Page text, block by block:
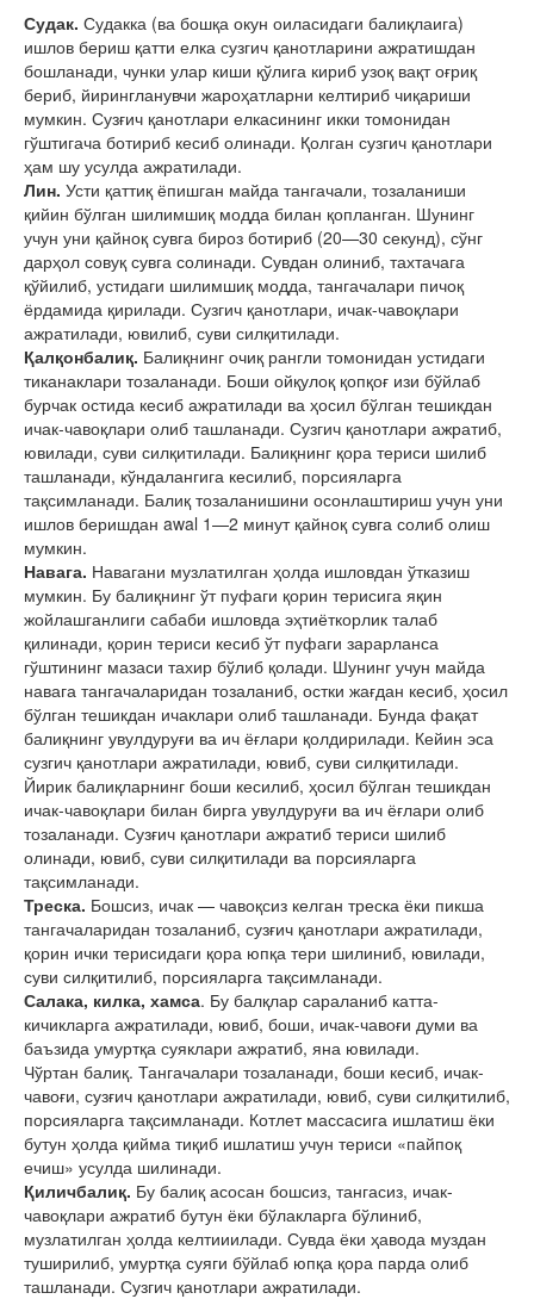
Судак. Судакка (ва бошқа окун оиласидаги балиқлаига)
ишлов бериш қатти елка сузгич қанотларини ажратишдан
бошланади, чунки улар киши қўлига кириб узоқ вақт оғриқ
бериб, йирингланувчи жароҳатларни келтириб чиқариши
мумкин. Сузғич қанотлари елкасининг икки томонидан
гўштигача ботириб кесиб олинади. Қолган сузгич қанотлари
ҳам шу усулда ажратилади.
Лин. Усти қаттиқ ёпишган майда тангачали, тозаланиши
қийин бўлган шилимшиқ модда билан қопланган. Шунинг
учун уни қайноқ сувга бироз ботириб (20—30 секунд), сўнг
дарҳол совуқ сувга солинади. Сувдан олиниб, тахтачага
қўйилиб, устидаги шилимшиқ модда, тангачалари пичоқ
ёрдамида қирилади. Сузгич қанотлари, ичак-чавоқлари
ажратилади, ювилиб, суви силқитилади.
Қалқонбалиқ. Балиқнинг очиқ рангли томонидан устидаги
тиканаклари тозаланади. Боши ойқулоқ қопқоғ изи бўйлаб
бурчак остида кесиб ажратилади ва ҳосил бўлган тешикдан
ичак-чавоқлари олиб ташланади. Сузгич қанотлари ажратиб,
ювилади, суви силқитилади. Балиқнинг қора териси шилиб
ташланади, кўндалангига кесилиб, порсияларга
тақсимланади. Балиқ тозаланишини осонлаштириш учун уни
ишлов беришдан awal 1—2 минут қайноқ сувга солиб олиш
мумкин.
Навага. Навагани музлатилган ҳолда ишловдан ўтказиш
мумкин. Бу балиқнинг ўт пуфаги қорин терисига яқин
жойлашганлиги сабаби ишловда эҳтиёткорлик талаб
қилинади, қорин териси кесиб ўт пуфаги зарарланса
гўштининг мазаси тахир бўлиб қолади. Шунинг учун майда
навага тангачаларидан тозаланиб, остки жағдан кесиб, ҳосил
бўлган тешикдан ичаклари олиб ташланади. Бунда фақат
балиқнинг увулдуруғи ва ич ёғлари қолдирилади. Кейин эса
сузгич қанотлари ажратилади, ювиб, суви силқитилади.
Йирик балиқларнинг боши кесилиб, ҳосил бўлган тешикдан
ичак-чавоқлари билан бирга увулдуруғи ва ич ёғлари олиб
тозаланади. Сузғич қанотлари ажратиб териси шилиб
олинади, ювиб, суви силқитилади ва порсияларга
тақсимланади.
Треска. Бошсиз, ичак — чавоқсиз келган треска ёки пикша
тангачаларидан тозаланиб, сузғич қанотлари ажратилади,
қорин ички терисидаги қора юпқа тери шилиниб, ювилади,
суви силқитилиб, порсияларга тақсимланади.
Салака, килка, хамса. Бу балқлар сараланиб катта-
кичикларга ажратилади, ювиб, боши, ичак-чавоғи думи ва
баъзида умуртқа суяклари ажратиб, яна ювилади.
Чўртан балиқ. Тангачалари тозаланади, боши кесиб, ичак-
чавоғи, сузғич қанотлари ажратилади, ювиб, суви силқитилиб,
порсияларга тақсимланади. Котлет массасига ишлатиш ёки
бутун ҳолда қийма тиқиб ишлатиш учун териси «пайпоқ
ечиш» усулда шилинади.
Қиличбалиқ. Бу балиқ асосан бошсиз, тангасиз, ичак-
чавоқлари ажратиб бутун ёки бўлакларга бўлиниб,
музлатилган ҳолда келтииилади. Сувда ёки ҳавода муздан
туширилиб, умуртқа суяги бўйлаб юпқа қора парда олиб
ташланади. Сузгич қанотлари ажратилади.